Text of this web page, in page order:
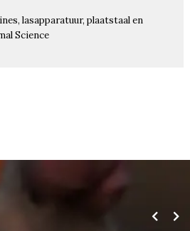
lasapparatuur, plaatstaal en
Science